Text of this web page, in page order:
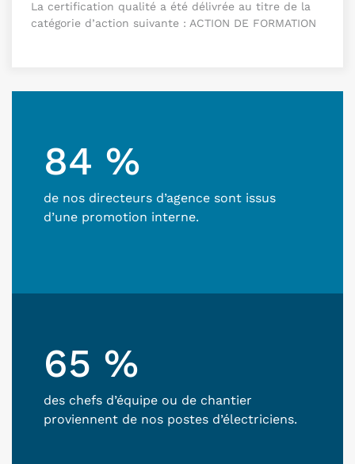
La certification qualité a été délivrée au titre de la
catégorie d’action suivante : ACTION DE FORMATION
84 %
de nos directeurs d’agence sont issus
d’une promotion interne.
65 %
des chefs d’équipe ou de chantier
proviennent de nos postes d’électriciens.